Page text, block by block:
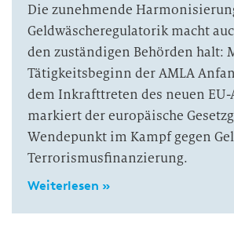
Die zunehmende
Geldwäscheregulatorik macht
den zuständigen Behörden halt:
Tätigkeitsbeginn der AMLA
dem Inkrafttreten des neuen EU-
markiert der europäische
Wendepunkt im Kampf gegen
Terrorismusfinanzierung.
Weiterlesen »